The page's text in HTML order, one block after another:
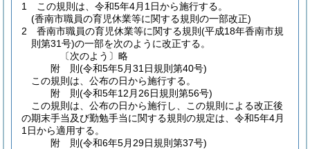
1
この規則は、令和5年4月1日から施行する。
(香南市職員の育児休業等に関する規則の一部改正)
2
香南市職員の育児休業等に関する規則 (平成18年香南市規
則第31号)の一部を次のように改正する。
〔次のよう〕略
附 則(令和5年5月31日規則第40号)
この規則は、公布の日から施行する。
附 則(令和5年12月26日規則第56号)
この規則は、公布の日から施行し、この規則による改正後
の期末手当及び勤勉手当に関する規則の規定は、令和5年4月
1日から適用する。
附 則(令和6年5月29日規則第37号)